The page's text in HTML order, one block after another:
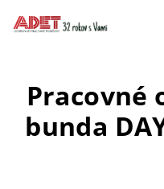
Pracovné
bunda